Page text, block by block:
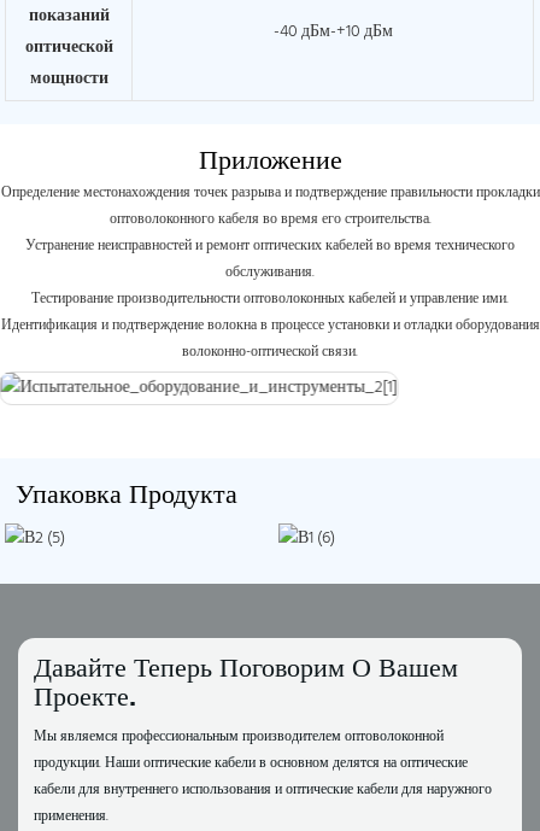
показаний
оптической
мощности
-40 дБм-+10 дБм
Приложение
Определение местонахождения точек разрыва и подтверждение правильности прокладки
оптоволоконного кабеля во время его строительства.
Устранение неисправностей и ремонт оптических кабелей во время технического
обслуживания.
Тестирование производительности оптоволоконных кабелей и управление ими.
Идентификация и подтверждение волокна в процессе установки и отладки оборудования
волоконно-оптической связи.
Упаковка Продукта
Давайте Теперь Поговорим О Вашем
Проекте.
Мы являемся профессиональным производителем оптоволоконной
продукции. Наши оптические кабели в основном делятся на оптические
кабели для внутреннего использования и оптические кабели для наружного
применения.